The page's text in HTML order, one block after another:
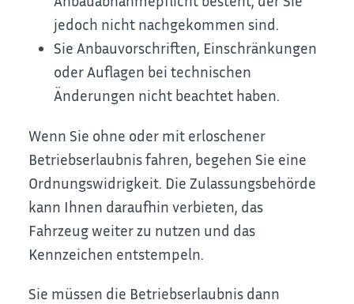
jedoch nicht nachgekommen sind.
Sie Anbauvorschriften, Einschränkungen
oder Auflagen bei technischen
Änderungen nicht beachtet haben.
Wenn Sie ohne oder mit erloschener
Betriebserlaubnis fahren, begehen Sie eine
Ordnungswidrigkeit. Die Zulassungsbehörde
kann Ihnen daraufhin verbieten, das
Fahrzeug weiter zu nutzen und das
Kennzeichen entstempeln.
Sie müssen die Betriebserlaubnis dann